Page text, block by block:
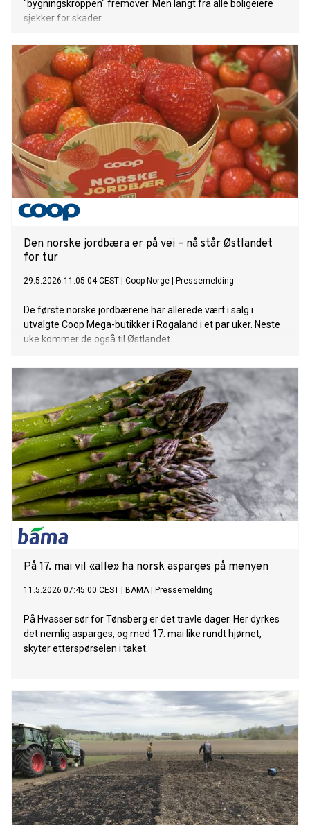
"bygningskroppen" fremover. Men langt fra alle boligeiere
sjekker for skader.
Den norske jordbæra er på vei – nå står Østlandet
for tur
29.5.2026 11:05:04 CEST Coop Norge Pressemelding
De første norske jordbærene har allerede vært i salg i
utvalgte Coop Mega-butikker i Rogaland i et par uker. Neste
uke kommer de også til Østlandet.
På 17. mai vil «alle» ha norsk asparges på menyen
11.5.2026 07:45:00 CEST BAMA| Pressemelding
På Hvasser sør for Tønsberg er det travle dager. Her dyrkes
det nemlig asparges, og med 17. mai like rundt hjørnet,
skyter etterspørselen i taket.